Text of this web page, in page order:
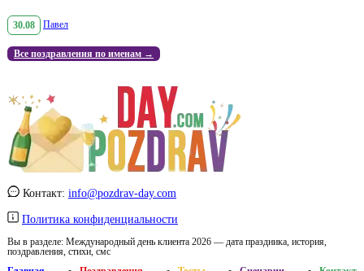
30.08 Павел
Все поздравления по именам →
Контакт: info@pozdrav-day.com
Политика конфиденциальности
Вы в разделе: Международный день клиента 2026 — дата праздника, история,
поздравления, стихи, смс